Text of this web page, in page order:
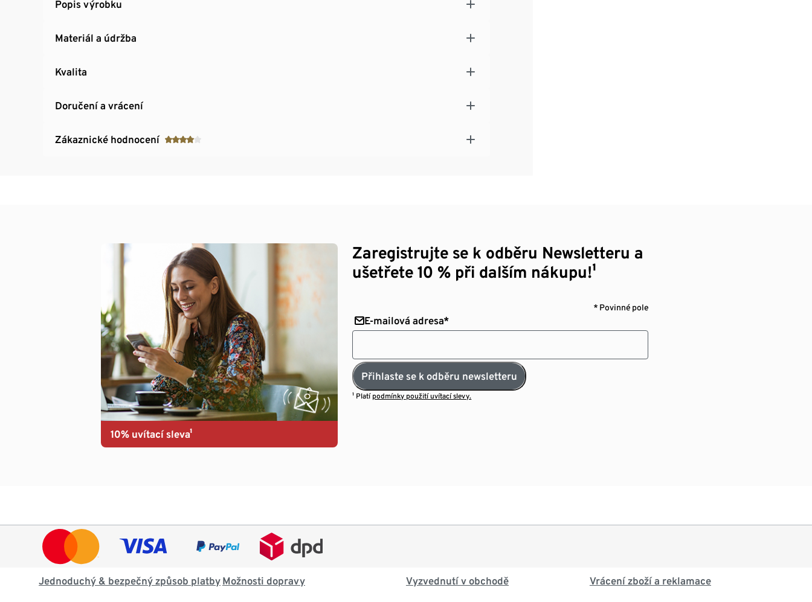
Popis výrobku
Materiál a údržba
Kvalita
Doručení a vrácení
Zákaznické hodnocení
10% uvítací sleva¹
Zaregistrujte se k odběru Newsletteru a
ušetřete 10 % při dalším nákupu!¹
* Povinné pole
E-mailová adresa*
Přihlaste se k odběru newsletteru
¹ Platí podmínky použití uvítací slevy.
Jednoduchý & bezpečný způsob platby Možnosti dopravy Vyzvednutí v obchodě Vrácení zboží a reklamace